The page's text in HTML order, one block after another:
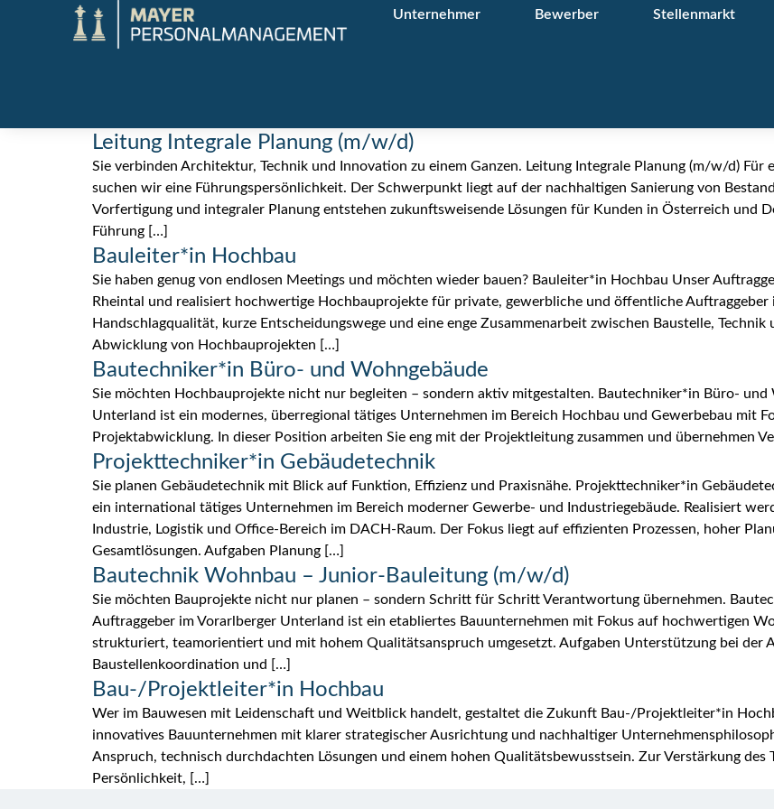
Unternehmer Bewerber Stellenmarkt
Leitung Integrale Planung (m/w/d)
Sie verbinden Architektur, Technik und Innovation zu einem Ganzen. Leitung Integrale Planung (m/w/d)
suchen wir eine Führungspersönlichkeit. Der Schwerpunkt liegt auf der nachhaltigen Sanierung von
Vorfertigung und integraler Planung entstehen zukunftsweisende Lösungen für Kunden in Österreich und
Führung […]
Bauleiter*in Hochbau
Sie haben genug von endlosen Meetings und möchten wieder bauen? Bauleiter*in Hochbau Unser
Rheintal und realisiert hochwertige Hochbauprojekte für private, gewerbliche und öffentliche
Handschlagqualität, kurze Entscheidungswege und eine enge Zusammenarbeit zwischen Baustelle,
Abwicklung von Hochbauprojekten […]
Bautechniker*in Büro- und Wohngebäude
Sie möchten Hochbauprojekte nicht nur begleiten – sondern aktiv mitgestalten. Bautechniker*in Büro- und
Unterland ist ein modernes, überregional tätiges Unternehmen im Bereich Hochbau und Gewerbebau mit
Projektabwicklung. In dieser Position arbeiten Sie eng mit der Projektleitung zusammen und übernehmen
Projekttechniker*in Gebäudetechnik
Sie planen Gebäudetechnik mit Blick auf Funktion, Effizienz und Praxisnähe. Projekttechniker*in
ein international tätiges Unternehmen im Bereich moderner Gewerbe- und Industriegebäude. Realisiert
Industrie, Logistik und Office-Bereich im DACH-Raum. Der Fokus liegt auf effizienten Prozessen, hoher
Gesamtlösungen. Aufgaben Planung […]
Bautechnik Wohnbau – Junior-Bauleitung (m/w/d)
Sie möchten Bauprojekte nicht nur planen – sondern Schritt für Schritt Verantwortung übernehmen.
Auftraggeber im Vorarlberger Unterland ist ein etabliertes Bauunternehmen mit Fokus auf hochwertigen
strukturiert, teamorientiert und mit hohem Qualitätsanspruch umgesetzt. Aufgaben Unterstützung bei der
Baustellenkoordination und […]
Bau-/Projektleiter*in Hochbau
Wer im Bauwesen mit Leidenschaft und Weitblick handelt, gestaltet die Zukunft Bau-/Projektleiter*in
innovatives Bauunternehmen mit klarer strategischer Ausrichtung und nachhaltiger
Anspruch, technisch durchdachten Lösungen und einem hohen Qualitätsbewusstsein. Zur Verstärkung
Persönlichkeit, […]